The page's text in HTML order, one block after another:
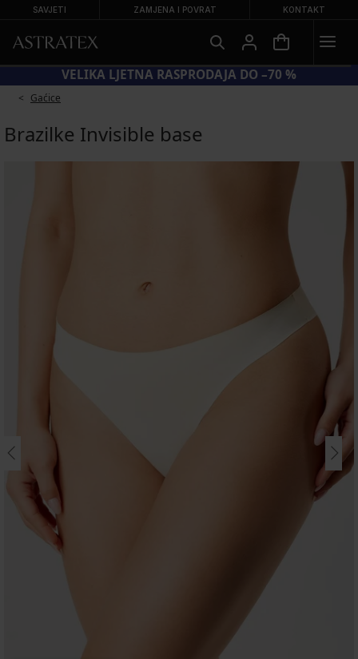
SAVJETI ZAMJENA I POVRAT KONTAKT
KOD BRA20 = GRUDNJACI −20 %
Gaćice
Brazilke Invisible base